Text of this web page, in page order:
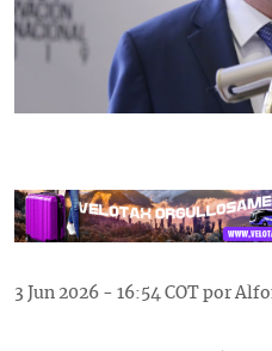
3 Jun 2026 - 16:54 COT por